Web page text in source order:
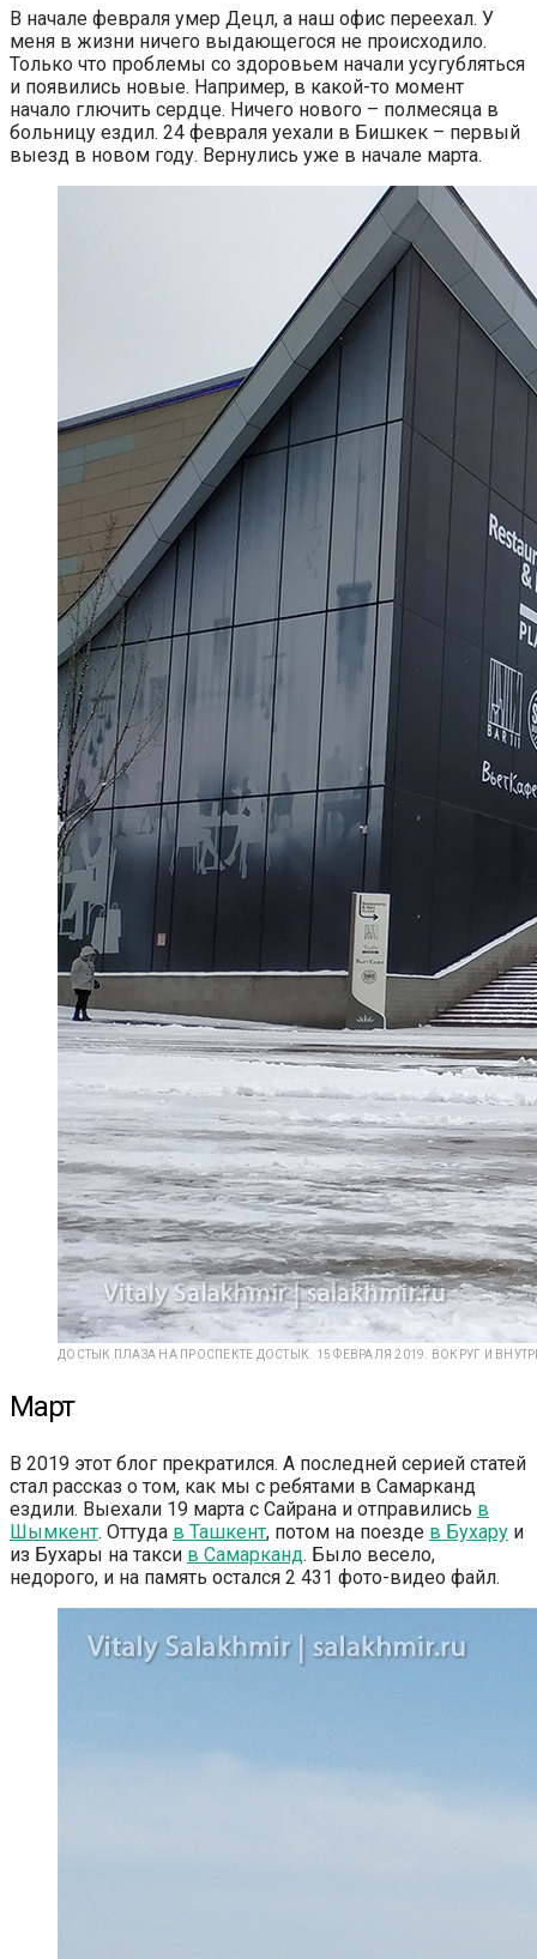
В начале февраля умер Децл, а наш офис переехал. У
меня в жизни ничего выдающегося не происходило.
Только что проблемы со здоровьем начали усугубляться
и появились новые. Например, в какой-то момент
начало глючить сердце. Ничего нового – полмесяца в
больницу ездил. 24 февраля уехали в Бишкек – первый
выезд в новом году. Вернулись уже в начале марта.
ДОСТЫК ПЛАЗА НА ПРОСПЕКТЕ ДОСТЫК. 15 ФЕВРАЛЯ 2019. ВОКРУГ И
Март
В 2019 этот блог прекратился. А последней серией статей
стал рассказ о том, как мы с ребятами в Самарканд
ездили. Выехали 19 марта с Сайрана и отправились в
Шымкент. Оттуда в Ташкент, потом на поезде в Бухару и
из Бухары на такси в Самарканд. Было весело,
недорого, и на память остался 2 431 фото-видео файл.